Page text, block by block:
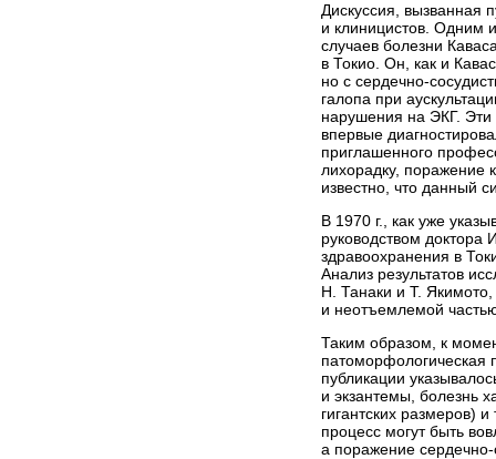
Дискуссия, вызванная
и клиницистов. Одним
случаев болезни
в Токио. Он, как и
но с сердечно-
галопа при
нарушения на ЭКГ. Эти
впервые
приглашенного
лихорадку, поражение
известно, что данный
В 1970 г., как уже
руководством
здравоохранения в
Анализ результатов
Н. Танаки и Т. Якимото,
и неотъемлемой
Таким образом, к
патоморфологическая
публикации
и экзантемы, болезнь
гигантских размеров)
процесс могут быть
а поражение